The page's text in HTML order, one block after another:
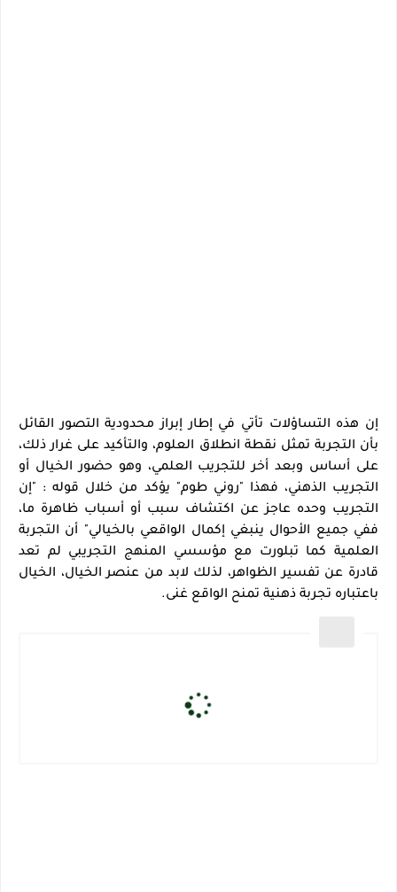
إن هذه التساؤلات تأتي في إطار إبراز محدودية التصور القائل
بأن التجربة تمثل نقطة انطلاق العلوم، والتأكيد على غرار ذلك،
على أساس وبعد أخر للتجريب العلمي، وهو حضور الخيال أو
التجريب الذهني، فهذا "روني طوم" يؤكد من خلال قوله : "إن
التجريب وحده عاجز عن اكتشاف سبب أو أسباب ظاهرة ما،
ففي جميع الأحوال ينبغي إكمال الواقعي بالخيالي" أن التجربة
العلمية كما تبلورت مع مؤسسي المنهج التجريبي لم تعد
قادرة عن تفسير الظواهر، لذلك لابد من عنصر الخيال، الخيال
باعتباره تجربة ذهنية تمنح الواقع غنى.